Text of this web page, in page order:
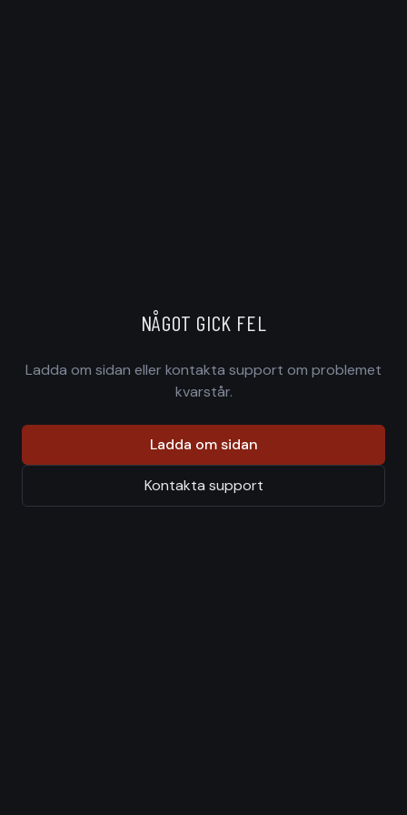
NÅGOT GICK FEL
Ladda om sidan eller kontakta support om problemet
kvarstår.
Ladda om sidan
Kontakta support